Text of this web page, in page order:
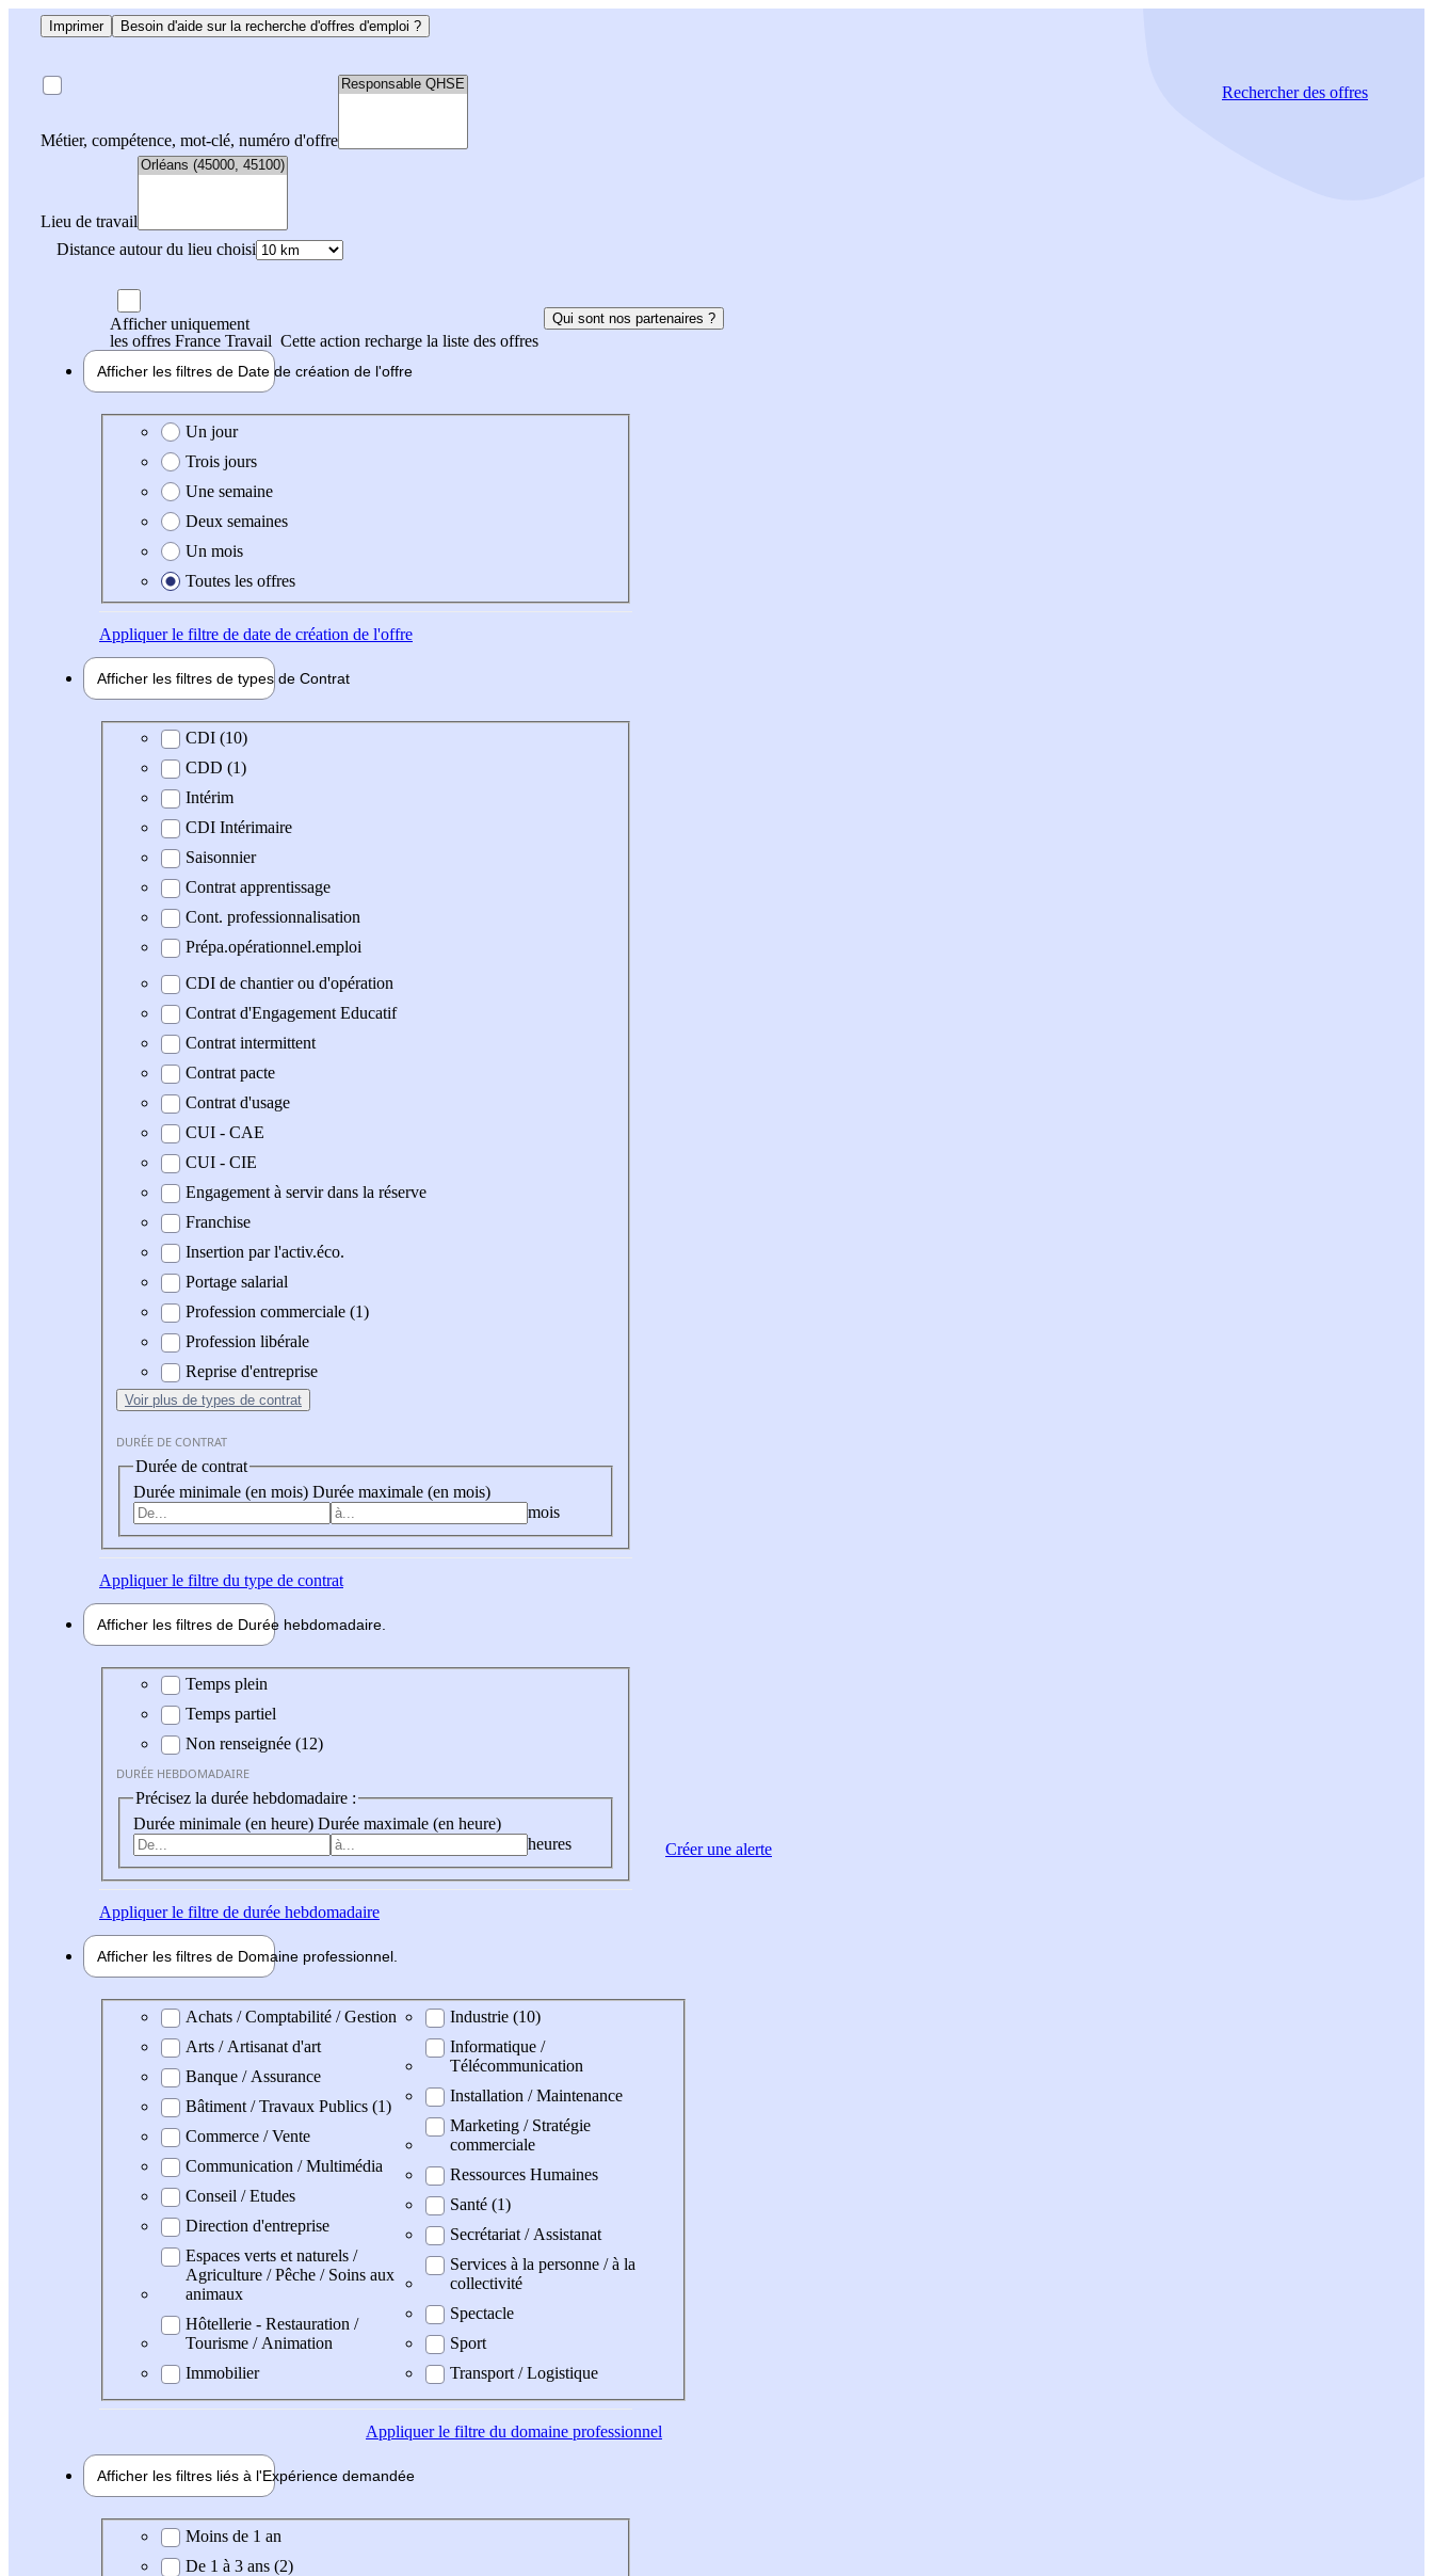
Imprimer Besoin d'aide sur la recherche d'offres d'emploi ?
Métier, compétence, mot-clé, numéro d'offre
Lieu de travail
Distance autour du lieu choisi
Rechercherdes offres
Afficher uniquement
les offres France Travail Cette action recharge la liste des offres
Qui sont nos partenaires ?
Afficher les filtres de Date de création de l'offre
Date de création de l'offre
Un jour
Trois jours
Une semaine
Deux semaines
Un mois
Toutes les offres
Appliquerle filtre de date de création de l'offre
Afficher les filtres de types de Contrat
Type de contratCDI (10)
CDD (1)
Intérim
CDI Intérimaire
Saisonnier
Contrat apprentissage
Cont. professionnalisation
Prépa.opérationnel.emploi
CDI de chantier ou d'opération
Contrat d'Engagement Educatif
Contrat intermittent
Contrat pacte
Contrat d'usage
CUI - CAE
CUI - CIE
Engagement à servir dans la réserve
Franchise
Insertion par l'activ.éco.
Portage salarial
Profession commerciale (1)
Profession libérale
Reprise d'entreprise
Voir plus de types de contrat
DURÉE DE CONTRAT
Durée de contrat
Durée minimale (en mois) Durée maximale (en mois)
mois
Appliquerle filtre du type de contrat
Afficher les filtres de Durée hebdomadaire
Durée hebdomadaire
Temps plein
Temps partiel
Non renseignée (12)
DURÉE HEBDOMADAIRE
Précisez la durée hebdomadaire :
Durée minimale (en heure) Durée maximale (en heure)
heures
Appliquerle filtre de durée hebdomadaire
Afficher les filtres de Domaine professionnel
Domaine professionel
Achats / Comptabilité / Gestion
Arts / Artisanat d'art
Banque / Assurance
Bâtiment / Travaux Publics (1)
Commerce / Vente
Communication / Multimédia
Conseil / Etudes
Direction d'entreprise
Espaces verts et naturels /
Agriculture / Pêche / Soins aux
animaux
Hôtellerie - Restauration /
Tourisme / Animation
Immobilier
Industrie (10)
Informatique /
Télécommunication
Installation / Maintenance
Marketing / Stratégie
commerciale
Ressources Humaines
Santé (1)
Secrétariat / Assistanat
Services à la personne / à la
collectivité
Spectacle
Sport
Transport / Logistique
Appliquerle filtre du domaine professionnel
Afficher les filtres liés à l'Expérience demandée
Expérience demandée
Moins de 1 an
De 1 à 3 ans (2)
Créer une alerte